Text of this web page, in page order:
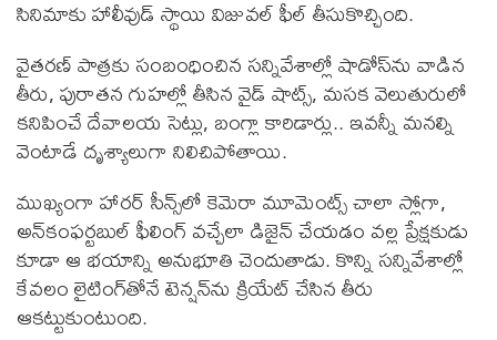
సినిమాకు హాలీవుడ్ స్థాయి విజువల్ ఫీల్ తీసుకొచ్చింది.
వైతరణ్ పాత్రకు సంబంధించిన సన్నివేశాల్లో షాడోస్‌ను వాడిన
తీరు, పురాతన గుహల్లో తీసిన వైడ్ షాట్స్, మసక వెలుతురులో
కనిపించే దేవాలయ సెట్లు, బంగ్లా కారిడార్లు.. ఇవన్నీ మ‌న‌ల్ని
వెంటాడే దృశ్యాలుగా నిలిచిపోతాయి.
ముఖ్యంగా హారర్ సీన్స్‌లో కెమెరా మూమెంట్స్ చాలా స్లోగా,
అన్‌కంఫర్టబుల్ ఫీలింగ్ వచ్చేలా డిజైన్ చేయడం వల్ల ప్రేక్షకుడు
కూడా ఆ భయాన్ని అనుభూతి చెందుతాడు. కొన్ని సన్నివేశాల్లో
కేవలం లైటింగ్‌తోనే టెన్షన్‌ను క్రియేట్ చేసిన తీరు
ఆకట్టుకుంటుంది.